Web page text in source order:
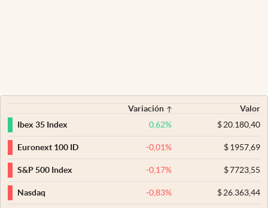
Variación
Valor
Ibex 35 Index
0,62% $20.180,40
Euronext 100 ID -0,01% $1957,69
S&P 500 Index -0,17% $7723,55
Nasdaq -0,83% $26.363,44